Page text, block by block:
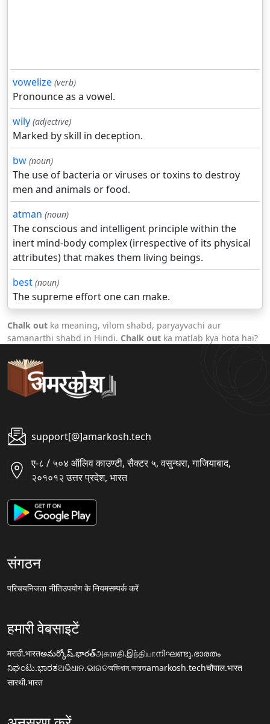
vowelize (verb)
Pronounce as a vowel.
wily (adjective)
Marked by skill in deception.
bw (noun)
The use of bacteria or viruses or toxins to destroy
men and animals or food.
atman (noun)
The conscious and intelligent principle within the
inert mind-body complex (irrespective of its physical
attributes) that makes them living beings.
best (noun)
The supreme effort one can make.
Chalk out ka meaning, vilom shabd, paryayvachi aur
samanarthi shabd in Hindi. Chalk out ka matlab kya hota hai?
support[@]amarkosh.tech
ए-८ / ५०४ ऑलिव काउण्टी, सैक्टर ५, वसुन्धरा, गाजियाबाद,
२०१०१२ उत्तर प्रदेश, भारत
संगठन
परिचयनिजता नीतिउपयोग के नियमसम्पर्क करें
हमारी वेबसाइटें
मराठी.भारतఅమర్కోష్.భారత్அகராதி.இந்தியாനിഘണ്ടു.ഭാരതം
ನಿಘಂಟು.ಭಾರತଅଭିଧାନ.ଭାରତঅভিধান.ভারতamarkosh.techचौपाल.भारत
सारथी.भारत